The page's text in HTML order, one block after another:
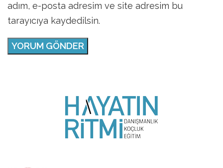
adım, e-posta adresim ve site adresim bu
tarayıcıya kaydedilsin.